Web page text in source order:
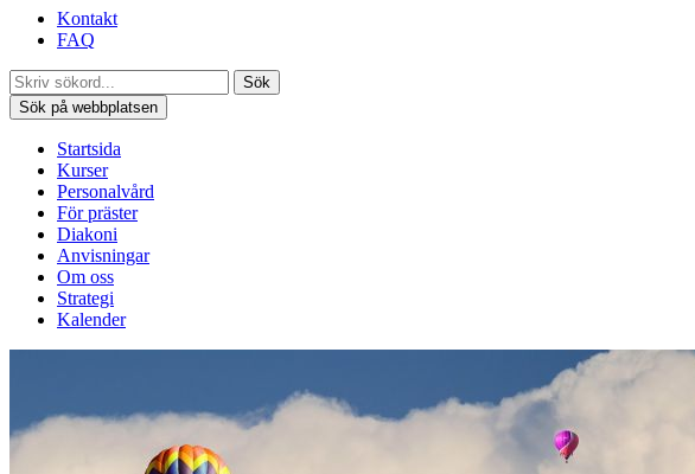
Kontakt
FAQ
Sök
Sök på webbplatsen
Startsida
Kurser
Personalvård
För präster
Diakoni
Anvisningar
Om oss
Strategi
Kalender